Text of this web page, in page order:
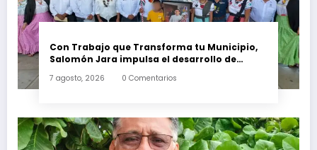
Con Trabajo que Transforma tu Municipio,
Salomón Jara impulsa el desarrollo de
7 agosto, 2026 0 Comentarios